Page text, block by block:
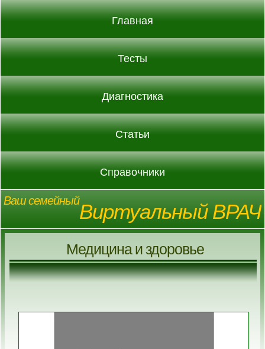
Главная
Тесты
Диагностика
Статьи
Справочники
Ваш семейныйВиртуальный ВРАЧ
Медицина и здоровье